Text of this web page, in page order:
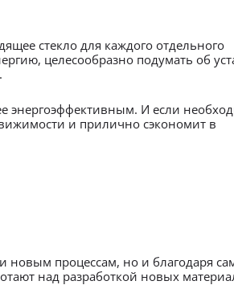
стекло для каждого отдельного
целесообразно подумать об
энергоэффективным. И если
и прилично сэкономит в
новым процессам, но и благодаря
над разработкой новых